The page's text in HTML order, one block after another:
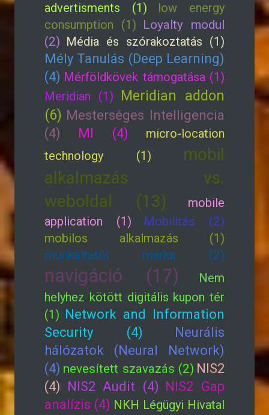
advertisments (1)
low energy
consumption (1) Loyalty modul
(2) Média és szórakoztatás (1)
Mély Tanulás (Deep Learning)
(4) Mérföldkövek támogatása (1)
Meridian (1)
Meridian addon
(6) Mesterséges Intelligencia
(4)
MI (4)
micro-location
technology (1)
mobil
alkalmazás vs.
weboldal (13)
mobile
application (1)
Mobilitás (2)
mobilos alkalmazás (1)
munkáltatói márka (2)
navigáció (17)
Nem
helyhez kötött digitális kupon tér
(1) Network and Information
Security (4)
Neurális
hálózatok (Neural Network)
(4) nevesített szavazás (2) NIS2
(4) NIS2 Audit (4) NIS2 Gap
analízis (4) NKH Légügyi Hivatal